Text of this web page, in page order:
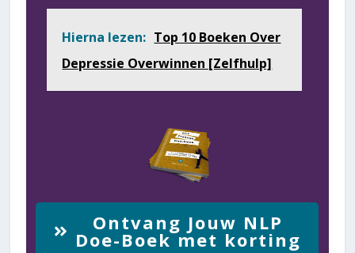
Hierna lezen: Top 10 Boeken Over
Depressie Overwinnen [Zelfhulp]
Ontvang Jouw NLP
Doe-Boek met korting